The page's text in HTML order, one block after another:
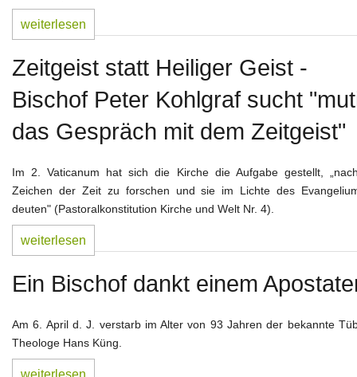
weiterlesen
Zeitgeist statt Heiliger Geist -
Bischof Peter Kohlgraf sucht
das Gespräch mit dem Zeitgeist"
Im 2. Vaticanum hat sich die Kirche die Aufgabe gestellt,
Zeichen der Zeit zu forschen und sie im Lichte des
deuten" (Pastoralkonstitution Kirche und Welt Nr. 4).
weiterlesen
Ein Bischof dankt einem
Am 6. April d. J. verstarb im Alter von 93 Jahren der bekannte
Theologe Hans Küng.
weiterlesen